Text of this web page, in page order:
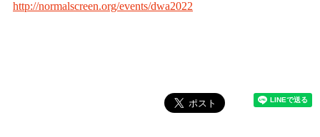
http://normalscreen.org/events/dwa2022